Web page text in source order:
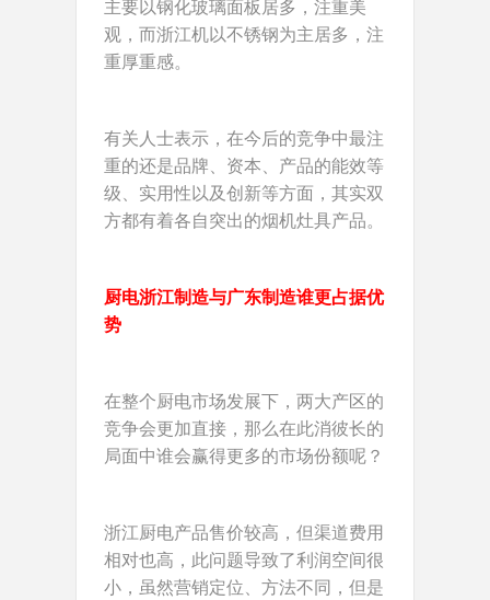
主要以钢化玻璃面板居多，注重美
观，而浙江机以不锈钢为主居多，注
重厚重感。
有关人士表示，在今后的竞争中最注
重的还是品牌、资本、产品的能效等
级、实用性以及创新等方面，其实双
方都有着各自突出的烟机灶具产品。
厨电浙江制造与广东制造谁更占据优
势
在整个厨电市场发展下，两大产区的
竞争会更加直接，那么在此消彼长的
局面中谁会赢得更多的市场份额呢？
浙江厨电产品售价较高，但渠道费用
相对也高，此问题导致了利润空间很
小，虽然营销定位、方法不同，但是